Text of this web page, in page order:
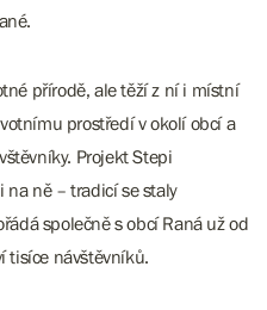
přírodě, ale těží z ní i místní
prostředí v okolí obcí a
Projekt Stepi
na ně – tradicí se staly
společně s obcí Raná už od
tisíce návštěvníků.